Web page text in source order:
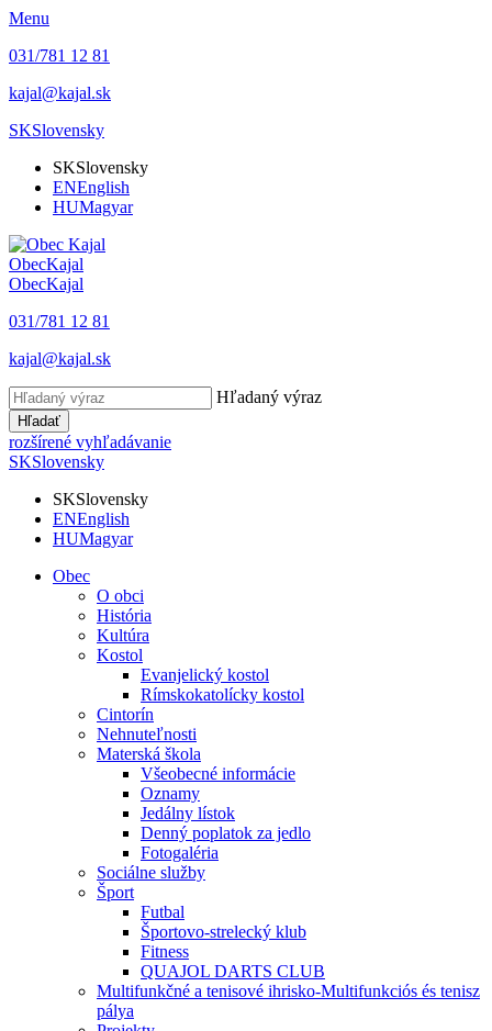
Menu
031/781 12 81
kajal@kajal.sk
SKSlovensky
SKSlovensky
ENEnglish
HUMagyar
ObecKajal
ObecKajal
031/781 12 81
kajal@kajal.sk
Hľadaný výraz
Hľadať
rozšírené vyhľadávanie
SKSlovensky
SKSlovensky
ENEnglish
HUMagyar
Obec
O obci
História
Kultúra
Kostol
Evanjelický kostol
Rímskokatolícky kostol
Cintorín
Nehnuteľnosti
Materská škola
Všeobecné informácie
Oznamy
Jedálny lístok
Denný poplatok za jedlo
Fotogaléria
Sociálne služby
Šport
Futbal
Športovo-strelecký klub
Fitness
QUAJOL DARTS CLUB
Multifunkčné a tenisové ihrisko-Multifunkciós és tenisz
pálya